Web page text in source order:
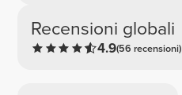
Recensioni globali
4.9(56 recensioni)